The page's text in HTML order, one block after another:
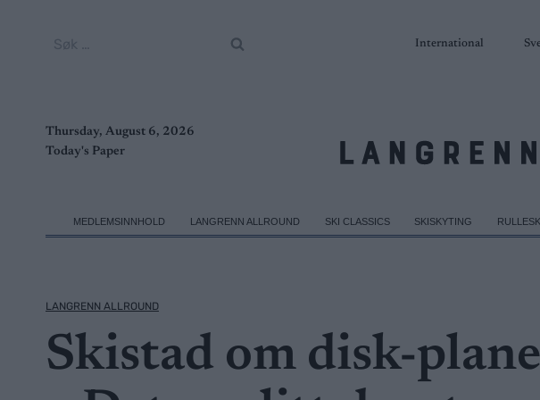
International
Thursday, August 6, 2026
Today's Paper
MEDLEMSINNHOLD LANGRENN ALLROUND SKI CLASSICS SKISKYTING RULLESKI
LANGRENN ALLROUND
Skistad om disk-